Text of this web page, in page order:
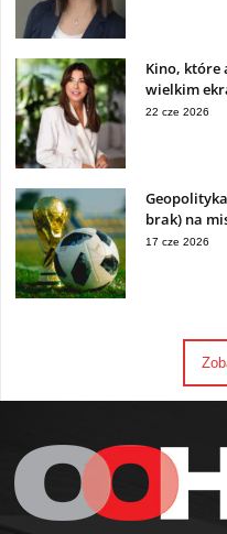
Kino, które
wielkim
22 cze 2026
brak) na
17 cze 2026